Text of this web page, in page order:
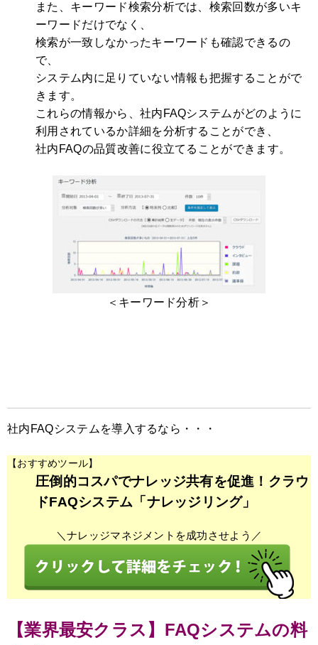
また、キーワード検索分析では、検索回数が多いキ
ーワードだけでなく、
検索が一致しなかったキーワードも確認できるの
で、
システム内に足りていない情報も把握することがで
きます。
これらの情報から、社内FAQシステムがどのように
利用されているか詳細を分析することができ、
社内FAQの品質改善に役立てることができます。
＜キーワード分析＞
社内FAQシステムを導入するなら・・・
【おすすめツール】
圧倒的コスパでナレッジ共有を促進！クラウ
ドFAQシステム「ナレッジリング」
＼ナレッジマネジメントを成功させよう／
【業界最安クラス】FAQシステムの料